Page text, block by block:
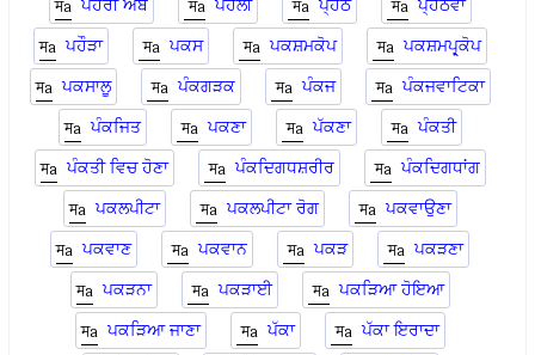
ਪਹੇਰੀ ਅੰਬ ਪਹੇਲੀ ਪ੍ਹੈਂਠ
ਪ੍ਹੈਂਠਵਾਂ
ਪਹੌੜਾ
ਪਕਸ ਪਕਸ਼ਮਕੋਪ
ਪਕਸ਼ਮਪ੍ਰ੍ਕੋਪ
ਪਕਸਾਲੂ
ਪੰਕਗੜਕ ਪੰਕਜ
ਪੰਕਜਵਾਟਿਕਾ
ਪੰਕਜਿਤ
ਪਕਣਾ ਪੱਕਣਾ
ਪੰਕਤੀ
ਪੰਕਤੀ ਵਿਚ ਹੋਣਾ
ਪੰਕਦਿਗਧਸ਼ਰੀਰ
ਪੰਕਦਿਗਧਾਂਗ
ਪਕਲਪੀਟਾ
ਪਕਲਪੀਟਾ ਰੋਗ
ਪਕਵਾਉਣਾ
ਪਕਵਾਣ
ਪਕਵਾਨ ਪਕੜ
ਪਕੜਣਾ
ਪਕੜਨਾ
ਪਕੜਾਈ
ਪਕੜਿਆ ਹੋਇਆ
ਪਕੜਿਆ ਜਾਣਾ
ਪੱਕਾ
ਪੱਕਾ ਇਰਾਦਾ